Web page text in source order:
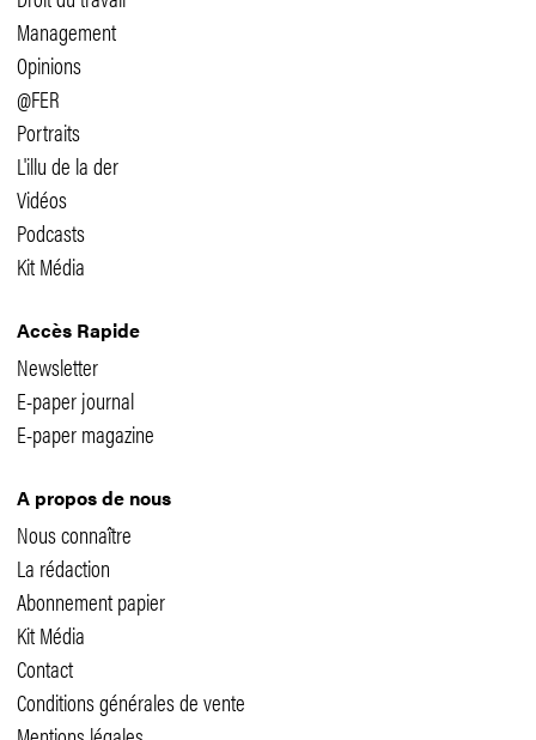
Management
Opinions
@FER
Portraits
L'illu de la der
Vidéos
Podcasts
Kit Média
Accès Rapide
Newsletter
E-paper journal
E-paper magazine
A propos de nous
Nous connaître
La rédaction
Abonnement papier
Kit Média
Contact
Conditions générales de vente